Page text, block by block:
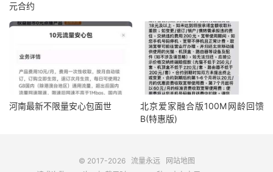
元合约
河南最新不限量安心包面世
北京爱家融合版100M网龄回馈
B(特惠版)
© 2017-2026 流量永远
网站地图